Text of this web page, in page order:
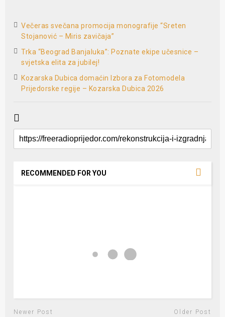
Večeras svečana promocija monografije “Sreten
Stojanović – Miris zavičaja”
Trka “Beograd Banjaluka”: Poznate ekipe učesnice –
svjetska elita za jubilej!
Kozarska Dubica domaćin Izbora za Fotomodela
Prijedorske regije – Kozarska Dubica 2026
RECOMMENDED FOR YOU
Newer Post Older Post